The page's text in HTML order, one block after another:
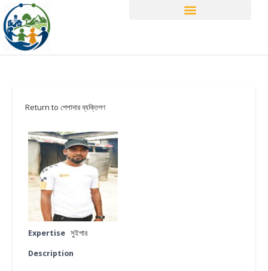
Return to পেশাদার ব্যক্তিগণ
Expertise সুইপার
Description